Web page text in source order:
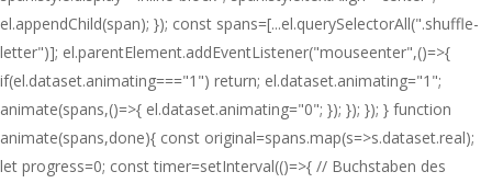
el.appendChild(span); }); const spans=[...el.querySelectorAll(".shuffle-
letter")]; el.parentElement.addEventListener("mouseenter",()=>{
if(el.dataset.animating==="1") return; el.dataset.animating="1";
animate(spans,()=>{ el.dataset.animating="0"; }); }); }); } function
animate(spans,done){ const original=spans.map(s=>s.dataset.real);
let progress=0; const timer=setInterval(()=>{ // Buchstaben des